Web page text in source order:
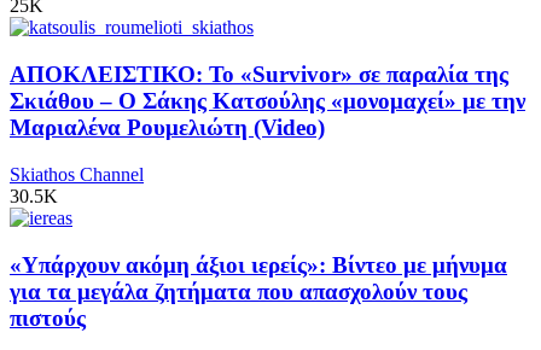
25K
ΑΠΟΚΛΕΙΣΤΙΚΟ: Το «Survivor» σε παραλία της
Σκιάθου – Ο Σάκης Κατσούλης «μονομαχεί» με την
Μαριαλένα Ρουμελιώτη (Video)
Skiathos Channel
30.5K
«Υπάρχουν ακόμη άξιοι ιερείς»: Βίντεο με μήνυμα
για τα μεγάλα ζητήματα που απασχολούν τους
πιστούς